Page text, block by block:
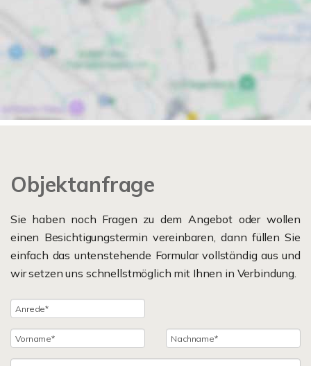
Objektanfrage
Sie haben noch Fragen zu dem Angebot oder wollen
einen Besichtigungstermin vereinbaren, dann füllen Sie
einfach das untenstehende Formular vollständig aus und
wir setzen uns schnellstmöglich mit Ihnen in Verbindung.